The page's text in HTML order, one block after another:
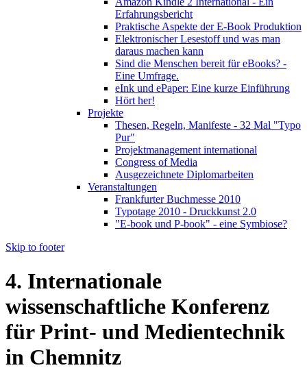
Erfahrungsbericht
Praktische Aspekte der E-Book Produktion
Elektronischer Lesestoff und was man
daraus machen kann
Sind die Menschen bereit für eBooks? -
Eine Umfrage.
eInk und ePaper: Eine kurze Einführung
Hört her!
Projekte
Thesen, Regeln, Manifeste - 32 Mal "Typo
Pur"
Projektmanagement international
Congress of Media
Ausgezeichnete Diplomarbeiten
Veranstaltungen
Frankfurter Buchmesse 2010
Typotage 2010 - Druckkunst 2.0
"E-book und P-book" - eine Symbiose?
Skip to footer
4. Internationale
wissenschaftliche Konferenz
für Print- und Medientechnik
in Chemnitz